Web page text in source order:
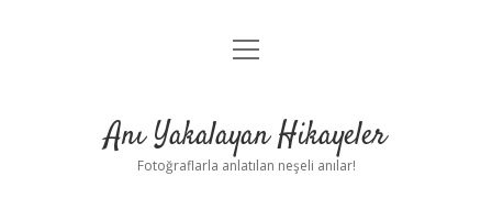
Anasayfa
Yasal Uyarı
menüyü
Anı Yakalayan Hikayeler
Fotoğraflarla anlatılan neşeli anılar!